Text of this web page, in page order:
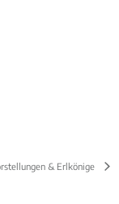
& Erlkönige